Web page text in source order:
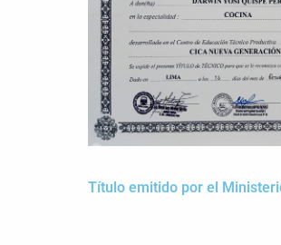
Título emitido por el